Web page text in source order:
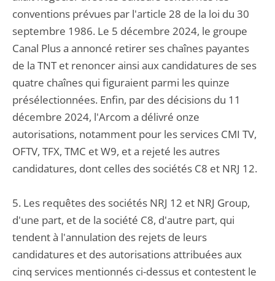
conventions prévues par l'article 28 de la loi du 30
septembre 1986. Le 5 décembre 2024, le groupe
Canal Plus a annoncé retirer ses chaînes payantes
de la TNT et renoncer ainsi aux candidatures de ses
quatre chaînes qui figuraient parmi les quinze
présélectionnées. Enfin, par des décisions du 11
décembre 2024, l'Arcom a délivré onze
autorisations, notamment pour les services CMI TV,
OFTV, TFX, TMC et W9, et a rejeté les autres
candidatures, dont celles des sociétés C8 et NRJ 12.
5. Les requêtes des sociétés NRJ 12 et NRJ Group,
d'une part, et de la société C8, d'autre part, qui
tendent à l'annulation des rejets de leurs
candidatures et des autorisations attribuées aux
cinq services mentionnés ci-dessus et contestent le